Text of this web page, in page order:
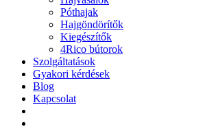
Póthajak
Hajgöndörítők
Kiegészítők
4Rico bútorok
Szolgáltatások
Gyakori kérdések
Blog
Kapcsolat